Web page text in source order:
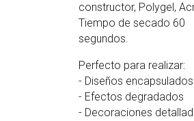
constructor, Polygel,
Tiempo de secado 60
segundos.
Perfecto para realizar:
- Diseños encapsulados
- Efectos degradados
- Decoraciones